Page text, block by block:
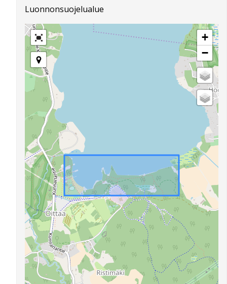
Luonnonsuojelualue
+
−